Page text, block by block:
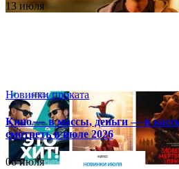
13 июля
Новинки проката
Кино — в массы, деньги — в
смотреть в июле 2026
06 июля